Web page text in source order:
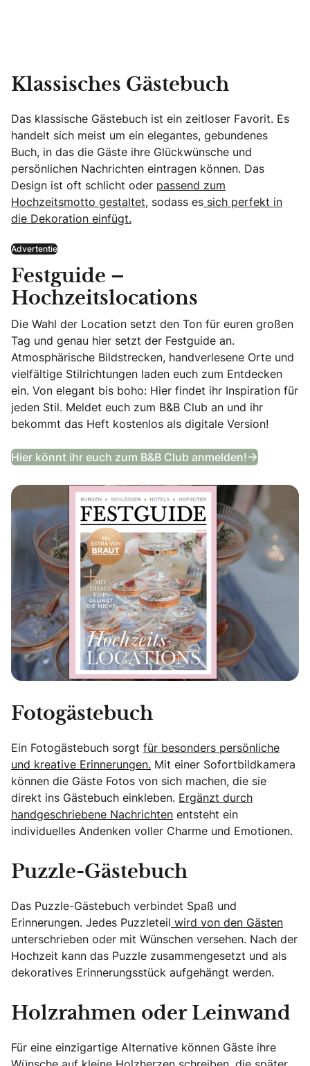
Klassisches Gästebuch
Das klassische Gästebuch ist ein zeitloser Favorit. Es
handelt sich meist um ein elegantes, gebundenes
Buch, in das die Gäste ihre Glückwünsche und
persönlichen Nachrichten eintragen können. Das
Design ist oft schlicht oder passend zum
Hochzeitsmotto gestaltet, sodass es sich perfekt in
die Dekoration einfügt.
Advertentie
Festguide –
Hochzeitslocations
Die Wahl der Location setzt den Ton für euren großen
Tag und genau hier setzt der Festguide an.
Atmosphärische Bildstrecken, handverlesene Orte und
vielfältige Stilrichtungen laden euch zum Entdecken
ein. Von elegant bis boho: Hier findet ihr Inspiration für
jeden Stil. Meldet euch zum B&B Club an und ihr
bekommt das Heft kostenlos als digitale Version!
Hier könnt ihr euch zum B&B Club anmelden!
Fotogästebuch
Ein Fotogästebuch sorgt für besonders persönliche
und kreative Erinnerungen. Mit einer Sofortbildkamera
können die Gäste Fotos von sich machen, die sie
direkt ins Gästebuch einkleben. Ergänzt durch
handgeschriebene Nachrichten entsteht ein
individuelles Andenken voller Charme und Emotionen.
Puzzle-Gästebuch
Das Puzzle-Gästebuch verbindet Spaß und
Erinnerungen. Jedes Puzzleteil wird von den Gästen
unterschrieben oder mit Wünschen versehen. Nach der
Hochzeit kann das Puzzle zusammengesetzt und als
dekoratives Erinnerungsstück aufgehängt werden.
Holzrahmen oder Leinwand
Für eine einzigartige Alternative können Gäste ihre